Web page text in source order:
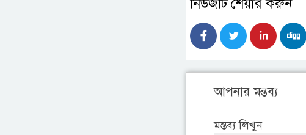
নিউজটি শেয়ার করুন
আপনার মন্তব্য
মন্তব্য লিখুন